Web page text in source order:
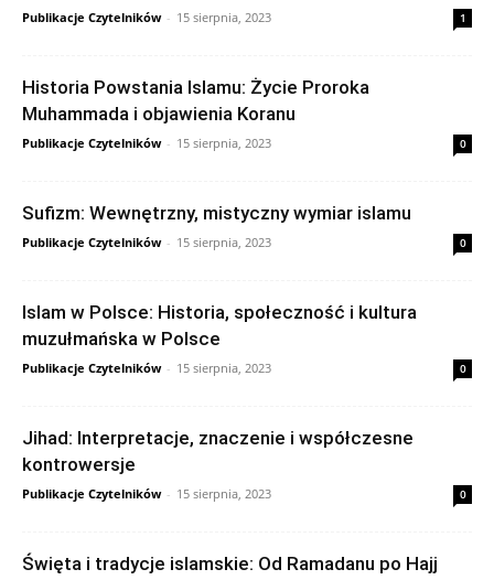
Publikacje Czytelników - 15 sierpnia, 2023 1
Historia Powstania Islamu: Życie Proroka
Muhammada i objawienia Koranu
Publikacje Czytelników - 15 sierpnia, 2023 0
Sufizm: Wewnętrzny, mistyczny wymiar islamu
Publikacje Czytelników - 15 sierpnia, 2023 0
Islam w Polsce: Historia, społeczność i kultura
muzułmańska w Polsce
Publikacje Czytelników - 15 sierpnia, 2023 0
Jihad: Interpretacje, znaczenie i współczesne
kontrowersje
Publikacje Czytelników - 15 sierpnia, 2023 0
Święta i tradycje islamskie: Od Ramadanu po Hajj